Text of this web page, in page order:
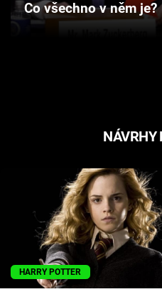
Pořady
Co všechno v něm je?
NÁVRHY
HARRY POTTER